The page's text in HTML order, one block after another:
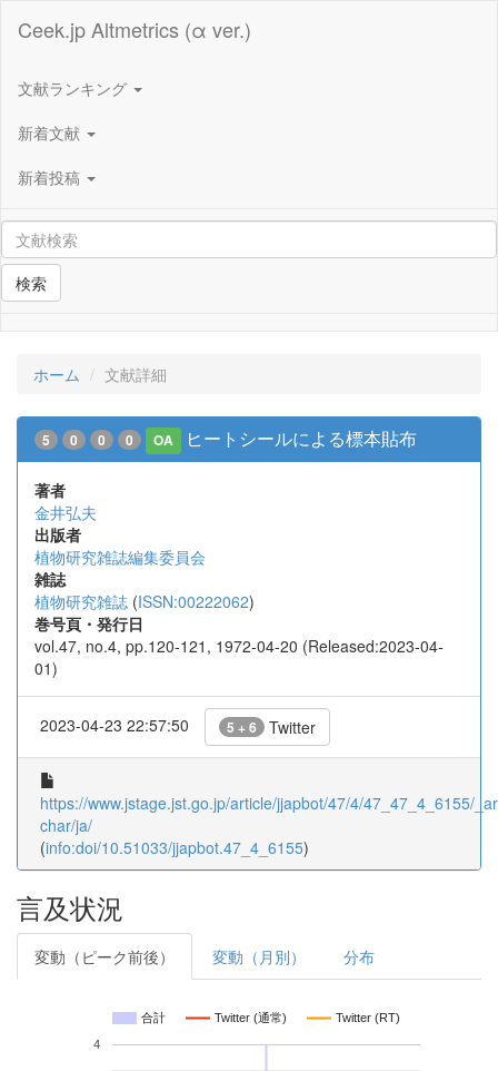
Ceek.jp Altmetrics (α ver.)
文献ランキング
新着文献
新着投稿
検索
ホーム 文献詳細
5 0 0 0 OA ヒートシールによる標本貼布
著者
金井弘夫
出版者
植物研究雑誌編集委員会
雑誌
植物研究雑誌 (ISSN:00222062)
巻号頁・発行日
vol.47, no.4, pp.120-121, 1972-04-20 (Released:2023-04-
01)
2023-04-23 22:57:50 5 + 6 Twitter
https://www.jstage.jst.go.jp/article/jjapbot/47/4/47_47_4_6155/
char/ja/
(info:doi/10.51033/jjapbot.47_4_6155)
言及状況
変動（ピーク前後） 変動（月別） 分布
合計 Twitter (通常) Twitter (RT)
4